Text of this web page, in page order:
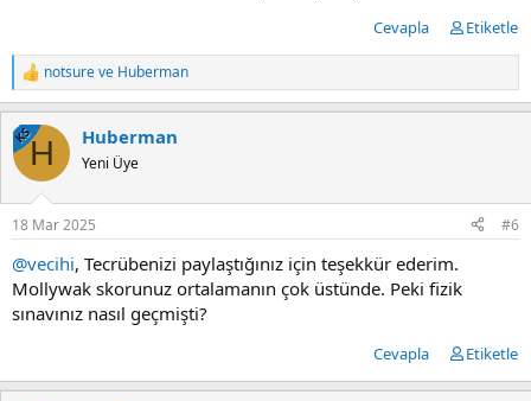
Cevapla Etiketle
T
e
p
k
i
l
:
notsureve Huberman
KSH Huberman
Yeni Üye
18 Mar 2025 #6
@vecihi, Tecrübenizi paylaştığınız için teşekkür ederim.
Mollywak skorunuz ortalamanın çok üstünde. Peki fizik
sınavınız nasıl geçmişti?
Cevapla Etiketle